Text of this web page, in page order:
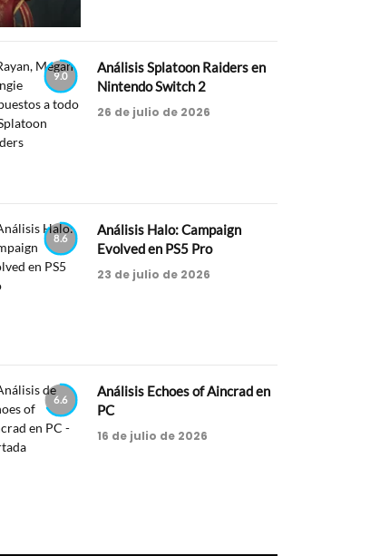
9.0
Análisis Splatoon Raiders en
Nintendo Switch 2
26 de julio de 2026
8.6
Análisis Halo: Campaign
Evolved en PS5 Pro
23 de julio de 2026
6.6
Análisis Echoes of Aincrad en
PC
16 de julio de 2026